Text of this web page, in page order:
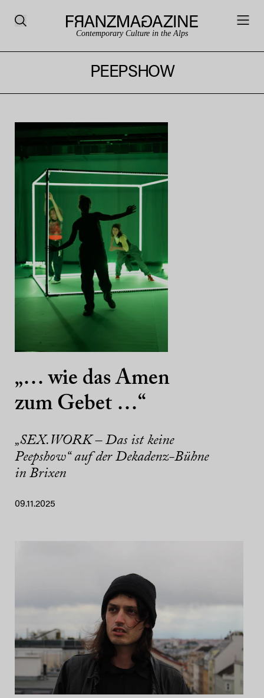
Contemporary Culture in the Alps
PEEPSHOW
„… wie das Amen
zum Gebet …“
„SEX.WORK – Das ist keine
Peepshow“ auf der Dekadenz-Bühne
in Brixen
09.11.2025